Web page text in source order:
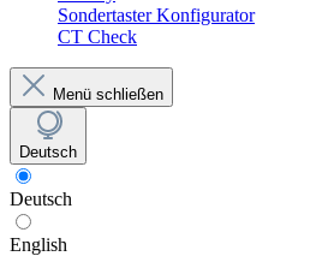
Sondertaster Konfigurator
CT Check
Menü schließen
Deutsch
Deutsch
English